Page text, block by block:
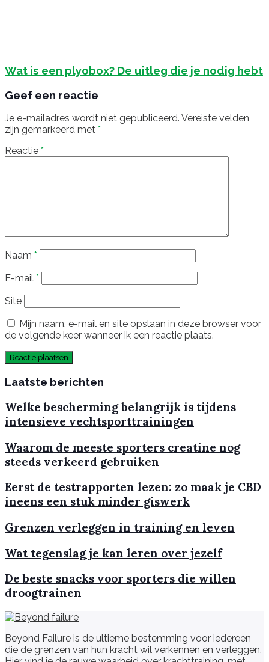
Wat is een plyobox? De uitleg die je nodig hebt
Geef een reactie
Je e-mailadres wordt niet gepubliceerd. Vereiste velden
zijn gemarkeerd met *
Reactie *
Naam *
E-mail *
Site
Mijn naam, e-mail en site opslaan in deze browser voor
de volgende keer wanneer ik een reactie plaats.
Laatste berichten
Welke bescherming belangrijk is tijdens
intensieve vechtsporttrainingen
Waarom de meeste sporters creatine nog
steeds verkeerd gebruiken
Eerst de testrapporten lezen: zo maak je CBD
ineens een stuk minder giswerk
Grenzen verleggen in training en leven
Wat tegenslag je kan leren over jezelf
De beste snacks voor sporters die willen
droogtrainen
Beyond Failure is de ultieme bestemming voor iedereen
die de grenzen van hun kracht wil verkennen en verleggen.